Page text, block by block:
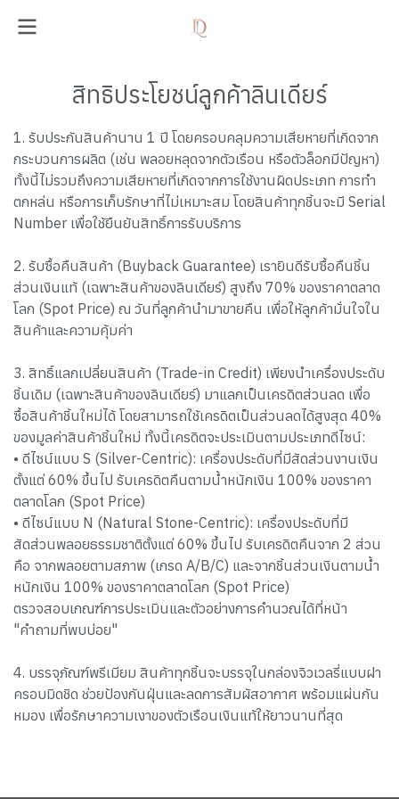
สิทธิประโยชน์ลูกค้าลินเดียร์
1. รับประกันสินค้านาน 1 ปี โดยครอบคลุมความเสียหายที่เกิดจาก
กระบวนการผลิต (เช่น พลอยหลุดจากตัวเรือน หรือตัวล็อกมีปัญหา)
ทั้งนี้ไม่รวมถึงความเสียหายที่เกิดจากการใช้งานผิดประเภท การทำ
ตกหล่น หรือการเก็บรักษาที่ไม่เหมาะสม โดยสินค้าทุกชิ้นจะมี Serial
Number เพื่อใช้ยืนยันสิทธิ์การรับบริการ
2. รับซื้อคืนสินค้า (Buyback Guarantee) เรายินดีรับซื้อคืนชิ้น
ส่วนเงินแท้ (เฉพาะสินค้าของลินเดียร์) สูงถึง 70% ของราคาตลาด
โลก (Spot Price) ณ วันที่ลูกค้านำมาขายคืน เพื่อให้ลูกค้ามั่นใจใน
สินค้าและความคุ้มค่า
3. สิทธิ์แลกเปลี่ยนสินค้า (Trade-in Credit) เพียงนำเครื่องประดับ
ชิ้นเดิม (เฉพาะสินค้าของลินเดียร์) มาแลกเป็นเครดิตส่วนลด เพื่อ
ซื้อสินค้าชิ้นใหม่ได้ โดยสามารถใช้เครดิตเป็นส่วนลดได้สูงสุด 40%
ของมูลค่าสินค้าชิ้นใหม่ ทั้งนี้เครดิตจะประเมินตามประเภทดีไซน์:
• ดีไซน์แบบ S (Silver-Centric): เครื่องประดับที่มีสัดส่วนงานเงิน
ตั้งแต่ 60% ขึ้นไป รับเครดิตคืนตามน้ำหนักเงิน 100% ของราคา
ตลาดโลก (Spot Price)
• ดีไซน์แบบ N (Natural Stone-Centric): เครื่องประดับที่มี
สัดส่วนพลอยธรรมชาติตั้งแต่ 60% ขึ้นไป รับเครดิตคืนจาก 2 ส่วน
คือ จากพลอยตามสภาพ (เกรด A/B/C) และจากชิ้นส่วนเงินตามน้ำ
หนักเงิน 100% ของราคาตลาดโลก (Spot Price)
ตรวจสอบเกณฑ์การประเมินและตัวอย่างการคำนวณได้ที่หน้า
"คำถามที่พบบ่อย"
4. บรรจุภัณฑ์พรีเมียม สินค้าทุกชิ้นจะบรรจุในกล่องจิวเวลรี่แบบฝา
ครอบมิดชิด ช่วยป้องกันฝุ่นและลดการสัมผัสอากาศ พร้อมแผ่นกัน
หมอง เพื่อรักษาความเงาของตัวเรือนเงินแท้ให้ยาวนานที่สุด